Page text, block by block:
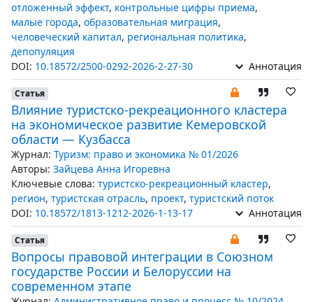
отложенный эффект, контрольные цифры приема,
малые города, образовательная миграция,
человеческий капитал, региональная политика,
депопуляция
DOI: 10.18572/2500-0292-2026-2-27-30 Аннотация
Статья
Влияние туристско-рекреационного кластера
на экономическое развитие Кемеровской
области — Кузбасса
Журнал: Туризм: право и экономика № 01/2026
Авторы: Зайцева Анна Игоревна
Ключевые слова: туристско-рекреационный кластер,
регион, туристская отрасль, проект, туристский поток
DOI: 10.18572/1813-1212-2026-1-13-17 Аннотация
Статья
Вопросы правовой интеграции в Союзном
государстве России и Белоруссии на
современном этапе